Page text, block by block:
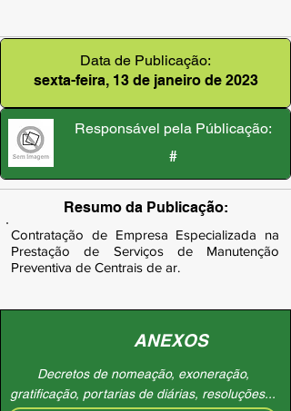
Data de Publicação:
sexta-feira, 13 de janeiro de 2023
Responsável pela Públicação:
#
Resumo da Publicação:
Contratação de Empresa Especializada na
Prestação de Serviços de Manutenção
Preventiva de Centrais de ar.
ANEXOS
Decretos de nomeação, exoneração,
gratificação, portarias de diárias, resoluções...